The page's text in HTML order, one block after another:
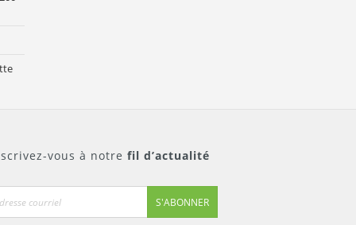
vous à notre fil d’actualité
S'ABONNER